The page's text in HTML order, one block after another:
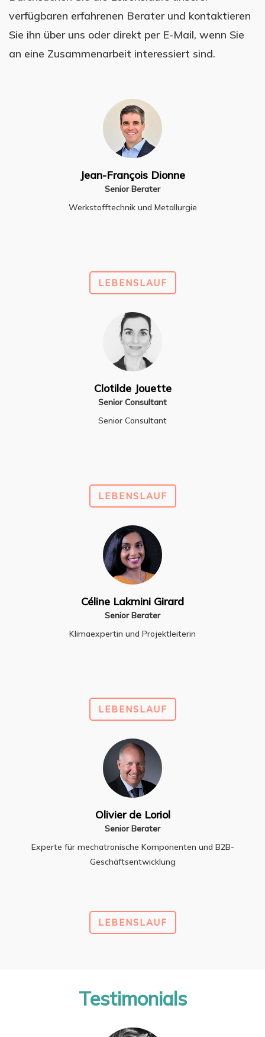
verfügbaren erfahrenen Berater und kontaktieren
Sie ihn über uns oder direkt per E-Mail, wenn Sie
an eine Zusammenarbeit interessiert sind.
Jean-François Dionne
Senior Berater
Werkstofftechnik und Metallurgie
LEBENSLAUF
Clotilde Jouette
Senior Consultant
Senior Consultant
LEBENSLAUF
Céline Lakmini Girard
Senior Berater
Klimaexpertin und Projektleiterin
LEBENSLAUF
Olivier de Loriol
Senior Berater
Experte für mechatronische Komponenten und B2B-
Geschäftsentwicklung
LEBENSLAUF
Testimonials